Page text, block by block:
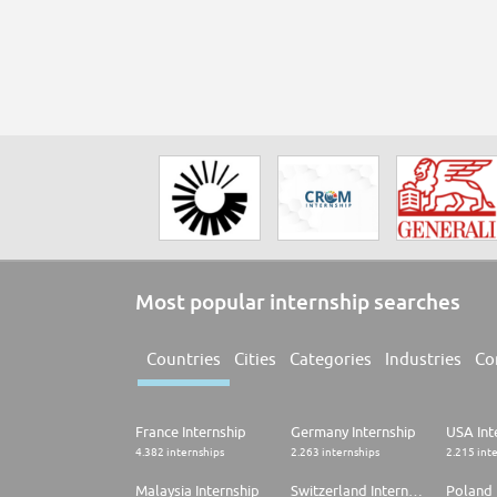
Most popular internship searches
Countries Cities Categories Industries
France Internship
4.382 internships
Germany Internship
2.263 internships
USA
2.215
Malaysia Internship Poland